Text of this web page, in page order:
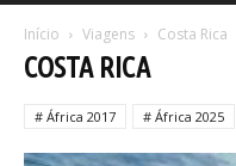
Início Viagens Costa Rica
COSTA RICA
# África 2017 # África 2025